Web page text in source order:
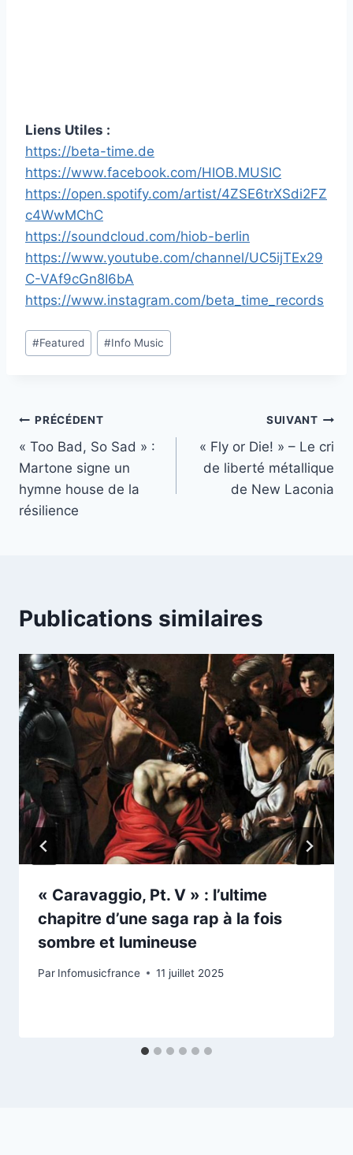
Liens Utiles :
https://beta-time.de
https://www.facebook.com/HIOB.MUSIC
https://open.spotify.com/artist/4ZSE6trXSdi2FZ
c4WwMChC
https://soundcloud.com/hiob-berlin
https://www.youtube.com/channel/UC5ijTEx29
C-VAf9cGn8I6bA
https://www.instagram.com/beta_time_records
Étiquettes
de
#Featured #Info Music
Navigation
de
l’article
PRÉCÉDENT
« Too Bad, So Sad » :
Martone signe un
hymne house de la
résilience
SUIVANT
« Fly or Die! » – Le cri
de liberté métallique
de New Laconia
Publications similaires
« Caravaggio, Pt. V » : l’ultime
chapitre d’une saga rap à la fois
sombre et lumineuse
Par Infomusicfrance 11 juillet 2025